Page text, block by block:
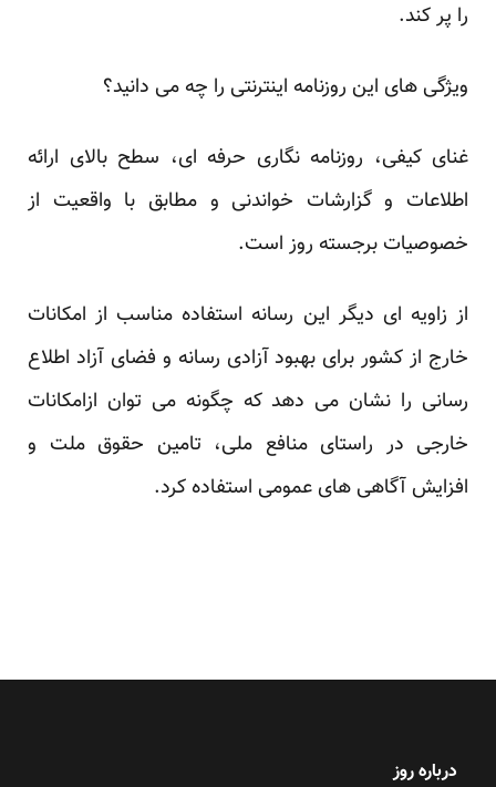
را پر کند.
ویژگی های این روزنامه اینترنتی را چه می دانید؟
غنای کیفی، روزنامه نگاری حرفه ای، سطح بالای ارائه
اطلاعات و گزارشات خواندنی و مطابق با واقعیت از
خصوصیات برجسته روز است.
از زاویه ای دیگر این رسانه استفاده مناسب از امکانات
خارج از کشور برای بهبود آزادی رسانه و فضای آزاد اطلاع
رسانی را نشان می دهد که چگونه می توان ازامکانات
خارجی در راستای منافع ملی، تامین حقوق ملت و
افزایش آگاهی های عمومی استفاده کرد.
درباره روز